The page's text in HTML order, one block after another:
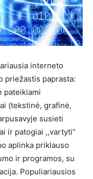
interneto
priežastis paprasta:
pateikiami
(tekstinė, grafinė,
susieti
ir patogiai ,,vartyti“
aplinka priklauso
ir programos, su
Populiariausios